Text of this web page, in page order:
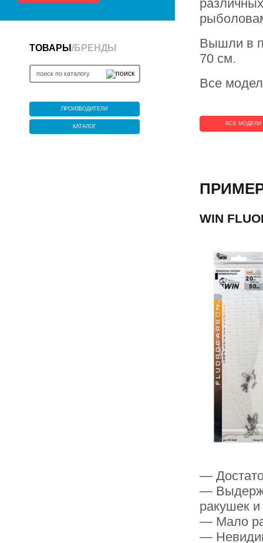
ТОВАРЫ /БРЕНДЫ
ПРОИЗВОДИТЕЛИ
КАТАЛОГ
Вышли в
70 см.
Все
ВСЕ МОДЕЛИ
WIN
—
—
ракушек
— Мало
—